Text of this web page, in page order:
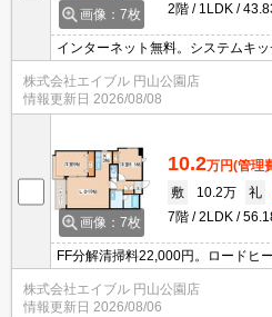
画像：7枚
2階
1LDK
インターネット無料。システムキ
ーティング。オートロック。TVイ
り。バルコニー。礼金なし。仲介
ックスあり。
株式会社エイブル 円山公園店
情報更新日 2026/08/08
画像：7枚
10.2万円(管理
敷
10.2万 礼
7階
2LDK
FF分解清掃料22,000円。ロードヒ
TVインターホン付き。トランクル
ー付トイレ。宅配ボックスあり。イ
ラ。
株式会社エイブル 円山公園店
情報更新日 2026/08/06